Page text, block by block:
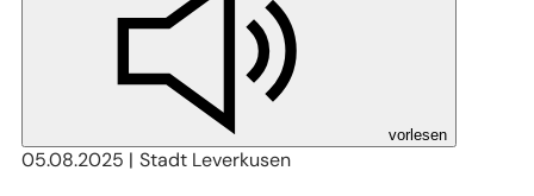
vorlesen
05.08.2025 Stadt Leverkusen